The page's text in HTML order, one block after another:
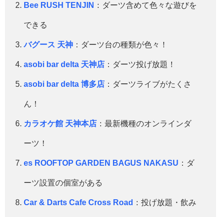
Bee RUSH TENJIN ：ダーツ含めて色々な遊びを
できる
バグース 天神 ：ダーツ台の種類が色々！
asobi bar delta 天神店 ：ダーツ投げ放題！
asobi bar delta 博多店 ：ダーツライブがたくさ
ん！
カラオケ館 天神本店 ：最新機種のオンラインダ
ーツ！
es ROOFTOP GARDEN BAGUS NAKASU ：ダ
ーツ設置の個室がある
Car & Darts Cafe Cross Road ：投げ放題・飲み